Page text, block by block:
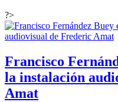
?>
Francisco
la instalación
Amat